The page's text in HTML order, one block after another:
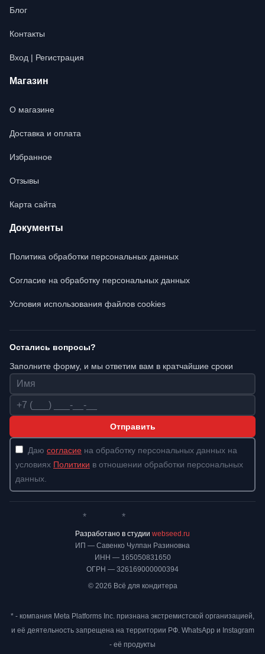
Блог
Контакты
Вход | Регистрация
Магазин
О магазине
Доставка и оплата
Избранное
Отзывы
Карта сайта
Документы
Политика обработки персональных данных
Согласие на обработку персональных данных
Условия использования файлов cookies
Остались вопросы?
Заполните форму, и мы ответим вам в кратчайшие сроки
Имя
Телефон
Отправить
Даю согласие на обработку персональных данных на
условиях Политики в отношении обработки персональных
данных.
ИП — Савенко Чулпан Разиновна
ИНН — 165050831650
ОГРН — 326169000000394
© 2026 Всё для кондитера
* *
Разработано в студии webseed.ru
* - компания Meta Platforms Inc. признана экстремистской организацией,
и её деятельность запрещена на территории РФ. WhatsApp и Instagram
- её продукты